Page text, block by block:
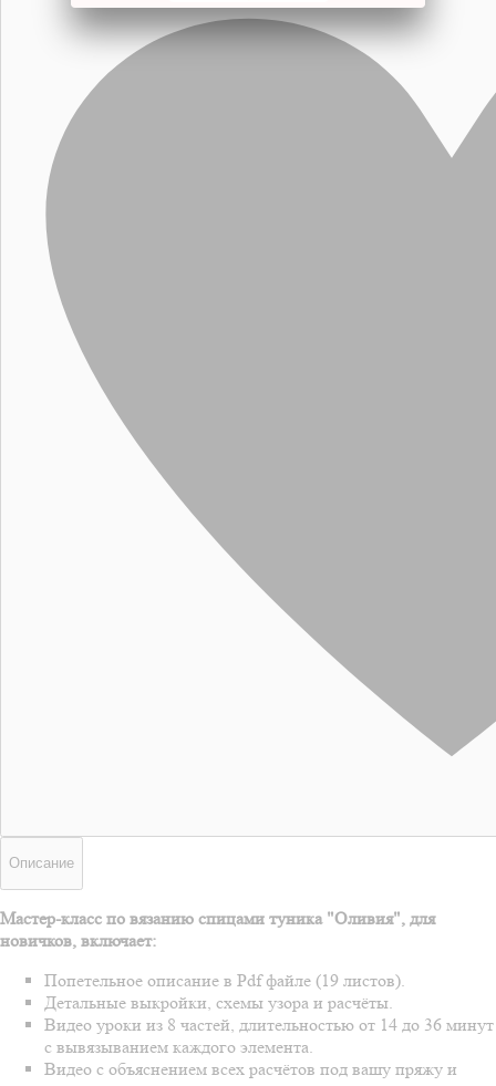
Описание
Мастер-класс по вязанию спицами туника "Оливия", для
новичков, включает:
Попетельное описание в Pdf файле (19 листов).
Детальные выкройки, схемы узора и расчёты.
Видео уроки из 8 частей, длительностью от 14 до 36 минут
с вывязыванием каждого элемента.
Видео с объяснением всех расчётов под вашу пряжу и